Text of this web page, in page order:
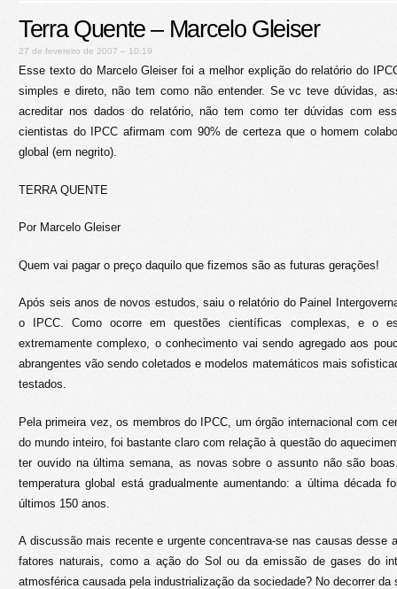
Terra Quente – Marcelo Gleiser
27 de fevereiro de 2007 – 10:19
Esse texto do Marcelo Gleiser foi a melhor explição do relatório do
simples e direto, não tem como não entender. Se vc teve dúvidas,
acreditar nos dados do relatório, não tem como ter dúvidas com
cientistas do IPCC afirmam com 90% de certeza que o homem
global (em negrito).
TERRA QUENTE
Por Marcelo Gleiser
Quem vai pagar o preço daquilo que fizemos são as futuras gerações!
Após seis anos de novos estudos, saiu o relatório do Painel
o IPCC. Como ocorre em questões científicas complexas, e o
extremamente complexo, o conhecimento vai sendo agregado aos
abrangentes vão sendo coletados e modelos matemáticos mais
testados.
Pela primeira vez, os membros do IPCC, um órgão internacional com
do mundo inteiro, foi bastante claro com relação à questão do
ter ouvido na última semana, as novas sobre o assunto não são
temperatura global está gradualmente aumentando: a última década
últimos 150 anos.
A discussão mais recente e urgente concentrava-se nas causas desse
fatores naturais, como a ação do Sol ou da emissão de gases do
atmosférica causada pela industrialização da sociedade? No decorrer da